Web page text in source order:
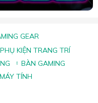
GEAR
PHỤ KIỆN TRANG TRÍ
BÀN GAMING
TÍNH